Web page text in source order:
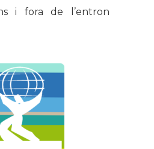
i fora de l’entron